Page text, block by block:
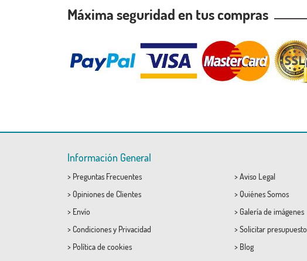
Máxima seguridad en tus compras
Información General
> Preguntas Frecuentes
> Opiniones de Clientes
> Envío
> Condicionesy Privacidad
> Política de cookies
> Aviso Legal
> Quiénes Somos
> Galería de imágenes
> Solicitar presupuesto
> Blog